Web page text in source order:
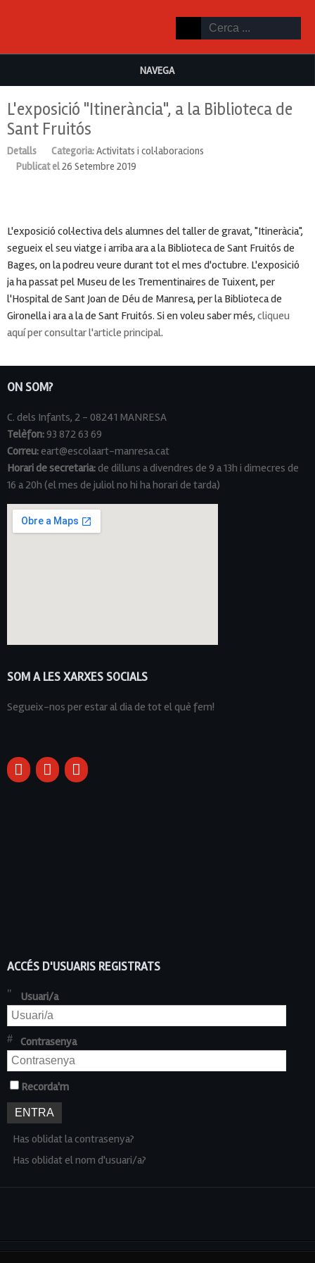
NAVEGA
L'exposició "Itinerància", a la Biblioteca de
Sant Fruitós
Detalls Categoria:Activitats i col·laboracions
Publicat el26 Setembre 2019
L'exposició col·lectiva dels alumnes del taller de gravat, "Itineràcia",
segueix el seu viatge i arriba ara a la Biblioteca de Sant Fruitós de
Bages, on la podreu veure durant tot el mes d'octubre. L'exposició
ja ha passat pel Museu de les Trementinaires de Tuixent, per
l'Hospital de Sant Joan de Déu de Manresa, per la Biblioteca de
Gironella i ara a la de Sant Fruitós. Si en voleu saber més, cliqueu
aquí per consultar l'article principal.
ON SOM?
C. dels Infants, 2 - 08241 MANRESA
Telèfon:93 872 63 69
Correu: eart@escolaart-manresa.cat
Horari de secretaria:de dilluns a divendres de 9 a 13h i dimecres de
16 a 20h (el mes de juliol no hi ha horari de tarda)
SOM A LES XARXES SOCIALS
Segueix-nos per estar al dia de tot el què fem!
ACCÉS D'USUARIS REGISTRATS
Usuari/a
Contrasenya
Recorda'm
Has oblidat la contrasenya?
Has oblidat el nom d'usuari/a?